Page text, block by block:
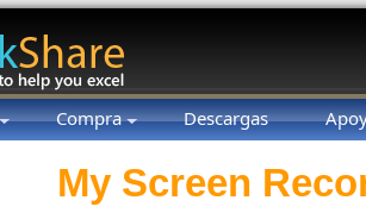
Compra Descargas
My Screen